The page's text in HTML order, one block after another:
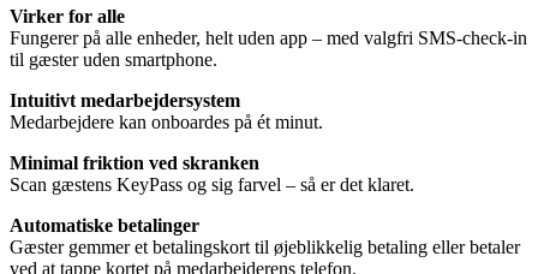
Virker for alle
Fungerer på alle enheder, helt uden app – med valgfri SMS-check-in
til gæster uden smartphone.
Intuitivt medarbejdersystem
Medarbejdere kan onboardes på ét minut.
Minimal friktion ved skranken
Scan gæstens KeyPass og sig farvel – så er det klaret.
Automatiske betalinger
Gæster gemmer et betalingskort til øjeblikkelig betaling eller betaler
ved at tappe kortet på medarbejderens telefon.